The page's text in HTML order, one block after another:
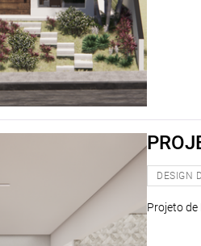
DESIGN
Projeto